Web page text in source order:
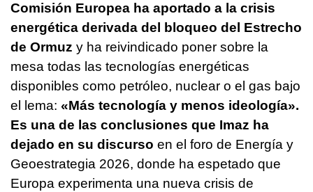
Comisión Europea ha aportado a la crisis
energética derivada del bloqueo del Estrecho
de Ormuz y ha reivindicado poner sobre la
mesa todas las tecnologías energéticas
disponibles como petróleo, nuclear o el gas bajo
el lema: «Más tecnología y menos ideología».
Es una de las conclusiones que Imaz ha
dejado en su discurso en el foro de Energía y
Geoestrategia 2026, donde ha espetado que
Europa experimenta una nueva crisis de